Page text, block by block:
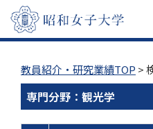
教員紹介・研究業績TOP >
専門分野：観光学